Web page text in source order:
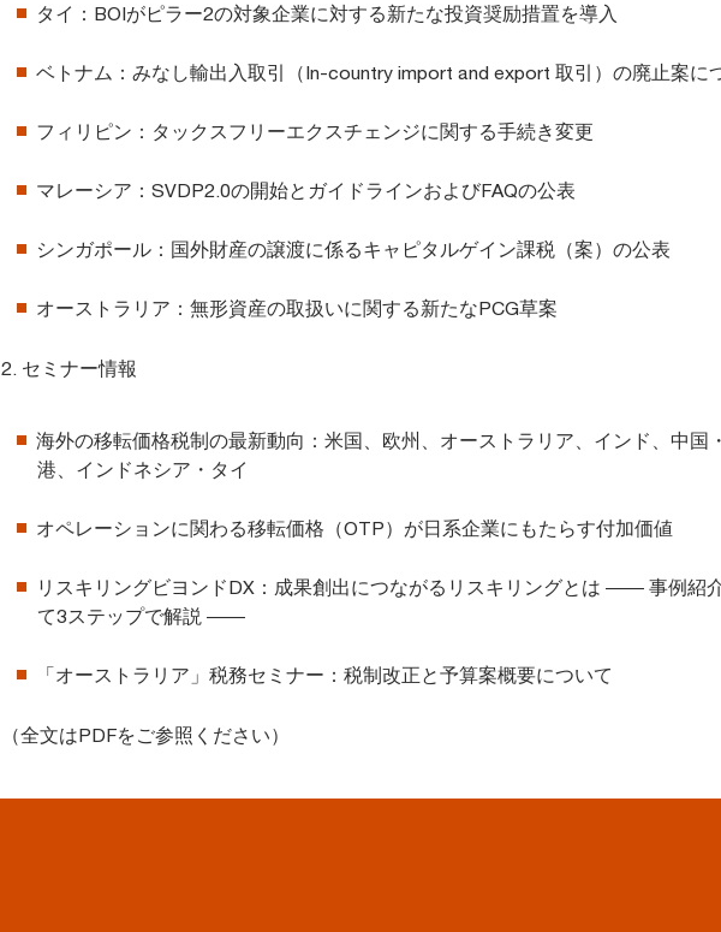
タイ：BOIがピラー2の対象企業に対する新たな投資奨励措置を導入
ベトナム：みなし輸出入取引（In-country import and export 取引）の廃止案に
フィリピン：タックスフリーエクスチェンジに関する手続き変更
マレーシア：SVDP2.0の開始とガイドラインおよびFAQの公表
シンガポール：国外財産の譲渡に係るキャピタルゲイン課税（案）の公表
オーストラリア：無形資産の取扱いに関する新たなPCG草案
2. セミナー情報
海外の移転価格税制の最新動向：米国、欧州、オーストラリア、インド、中国
港、インドネシア・タイ
オペレーションに関わる移転価格（OTP）が日系企業にもたらす付加価値
リスキリングビヨンドDX：成果創出につながるリスキリングとは ―― 事例紹
て3ステップで解説 ――
「オーストラリア」税務セミナー：税制改正と予算案概要について
（全文はPDFをご参照ください）